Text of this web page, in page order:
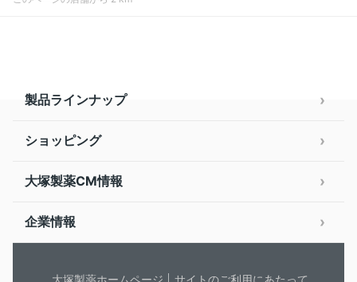
製品ラインナップ
ショッピング
大塚製薬CM情報
企業情報